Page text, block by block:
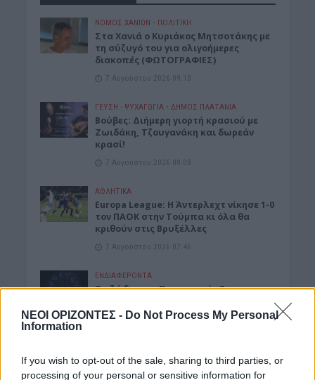
ΝΕΟΙ ΟΡΙΖΟΝΤΕΣ - Do Not Process My Personal
Information
If you wish to opt-out of the sale, sharing to third parties, or
processing of your personal or sensitive information for
ΝΟΜΌΣ ΧΑΝΊΩΝ • ΠΟΛΙΤΙΚΗ
Στα Χανιά ο Κυριάκος Μητσοτάκης με
τη σύζυγό του για ολιγοήμερες
διακοπές (ΦΩΤΟΓΡΑΦΙΕΣ)
7 Αυγούστου 2026 09:13
ΓΕΎΣΗ - ΨΥΧΑΓΩΓΊΑ • ΔΉΜΟΣ ΠΛΑΤΑΝΙΆ
Βούβες: Διήμερη γιορτή κρασιού με
Ζωιδάκη, Τζουγανάκη και δωρεάν
κρασί!
7 Αυγούστου 2026 08:08
ΑΘΛΗΤΙΚΑ
Europa League: Η Άντερλεχτ νίκησε 1-0
τον ΠΑΟΚ στην Τούμπα κι όλα θα
κριθούν στις Βρυξέλλες
7 Αυγούστου 2026 07:46
ΕΝΔΙΑΦΕΡΟΝΤΑ
Tα ζώδια της Παρασκευής 7
7 Αυγούστου 2026 07:43
Τζόκερ: Αυτοί είναι οι τυχεροί αριθμοί
που κερδίζουν πάνω από 2 εκατ.